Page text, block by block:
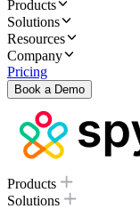
Products
Solutions
Resources
Company
Pricing
Book a Demo
Products
Solutions